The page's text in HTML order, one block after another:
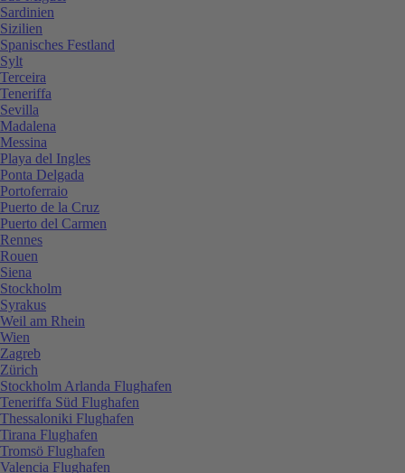
Sardinien
Sizilien
Spanisches Festland
Sylt
Terceira
Teneriffa
Sevilla
Madalena
Messina
Playa del Ingles
Ponta Delgada
Portoferraio
Puerto de la Cruz
Puerto del Carmen
Rennes
Rouen
Siena
Stockholm
Syrakus
Weil am Rhein
Wien
Zagreb
Zürich
Stockholm Arlanda Flughafen
Teneriffa Süd Flughafen
Thessaloniki Flughafen
Tirana Flughafen
Tromsö Flughafen
Valencia Flughafen